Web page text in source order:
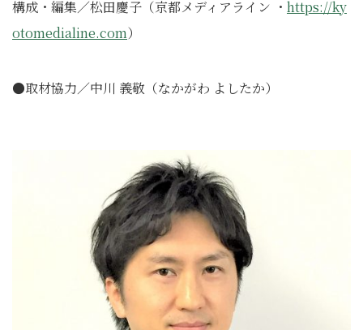
構成・編集／松田慶子（京都メディアライン ・ https://ky
otomedialine.com）
●取材協力／中川 義敬（なかがわ よしたか）